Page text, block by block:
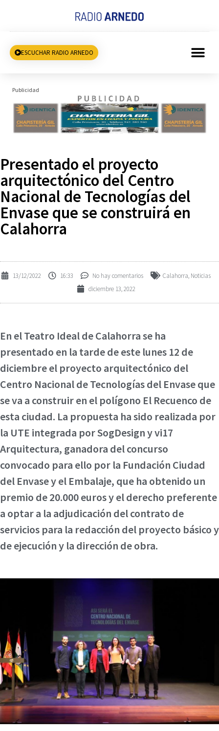
ESCUCHAR RADIO ARNEDO
Publicidad
Presentado el proyecto
arquitectónico del Centro
Nacional de Tecnologías del
Envase que se construirá en
Calahorra
13/12/2022 16:33 No hay comentarios Calahorra, Noticias
diciembre 13, 2022
En el Teatro Ideal de Calahorra se ha
presentado en la tarde de este lunes 12 de
diciembre el proyecto arquitectónico del
Centro Nacional de Tecnologías del Envase que
se va a construir en el polígono El Recuenco de
esta ciudad. La propuesta ha sido realizada por
la UTE integrada por SogDesign y vi17
Arquitectura, ganadora del concurso
convocado para ello por la Fundación Ciudad
del Envase y el Embalaje, que ha obtenido un
premio de 20.000 euros y el derecho preferente
a optar a la adjudicación del contrato de
servicios para la redacción del proyecto básico y
de ejecución y la dirección de obra.